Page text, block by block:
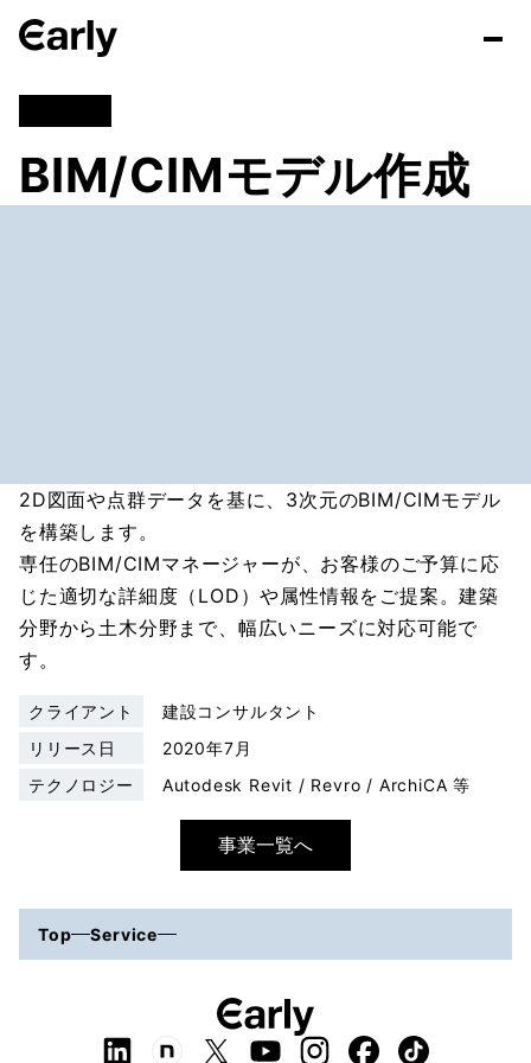
BIM/CIMモデル作成
2D図面や点群データを基に、3次元のBIM/CIMモデル
を構築します。
専任のBIM/CIMマネージャーが、お客様のご予算に応
じた適切な詳細度（LOD）や属性情報をご提案。建築
分野から土木分野まで、幅広いニーズに対応可能で
す。
クライアント
建設コンサルタント
リリース日
2020年7月
テクノロジー
Autodesk Revit / Revro / ArchiCA 等
事業一覧へ
Top Service